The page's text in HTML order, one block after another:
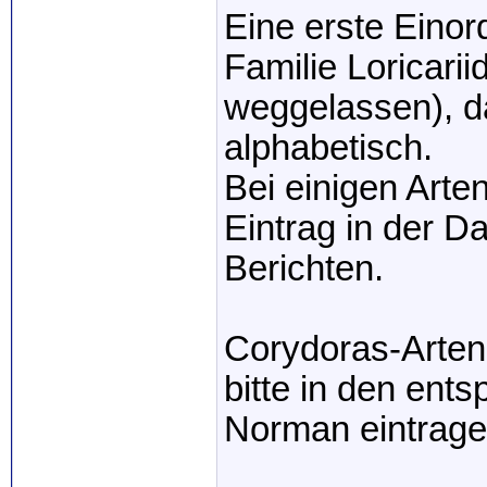
Eine erste
Familie
weggelassen),
alphabetisch.
Bei einigen
Eintrag in der
Berichten.
Corydoras-
bitte in den
Norman